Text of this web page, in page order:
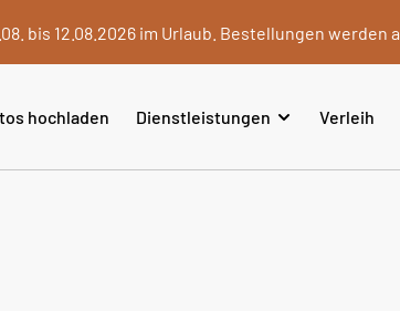
bis 12.08.2026 im Urlaub. Bestellungen werden
hochladen Dienstleistungen Verleih